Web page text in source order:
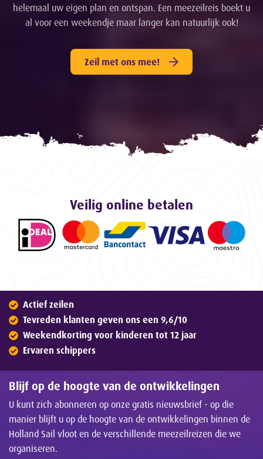
helemaal uw eigen plan en ontspan. Een meezeilreis boekt u
al voor een weekendje maar langer kan natuurlijk ook!
Zeil met ons mee!
Veilig online betalen
Actief zeilen
Tevreden klanten geven ons een 9,6/10
Weekendkorting voor kinderen tot 12 jaar
Ervaren schippers
Blijf op de hoogte van de ontwikkelingen
U kunt zich abonneren op onze gratis nieuwsbrief - op die
manier blijft u op de hoogte van de ontwikkelingen binnen de
Holland Sail vloot en de verschillende meezeilreizen die we
organiseren.